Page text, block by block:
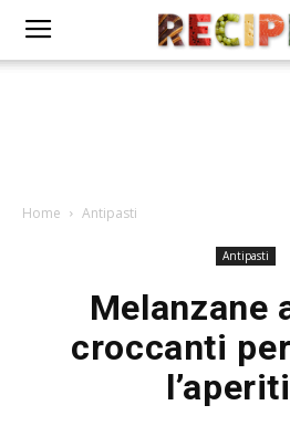
Home Antipasti
Antipasti
Melanzane
croccanti